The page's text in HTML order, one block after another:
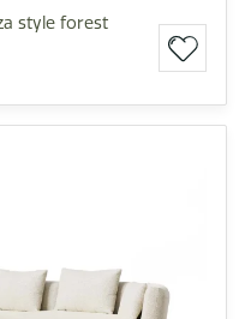
style forest